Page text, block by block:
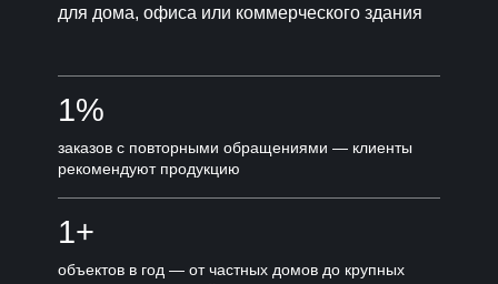
для дома, офиса или коммерческого здания
1%
заказов с повторными обращениями — клиенты
рекомендуют продукцию
1+
объектов в год — от частных домов до крупных